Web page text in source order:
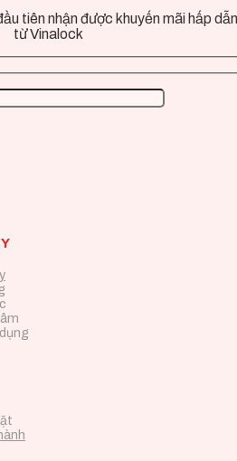
tiên nhận được khuyến mãi hấp dẫn
từ Vinalock